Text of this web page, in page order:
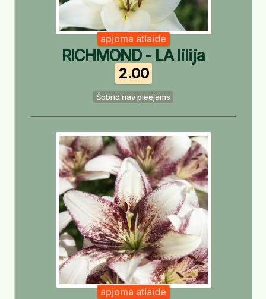
apjoma atlaide
RICHMOND - LA lilija
2.00
Šobrīd nav pieejams
apjoma atlaide